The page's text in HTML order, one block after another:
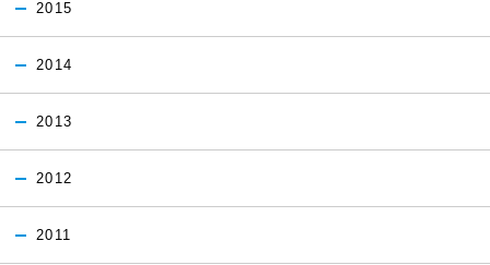
2015
2014
2013
2012
2011